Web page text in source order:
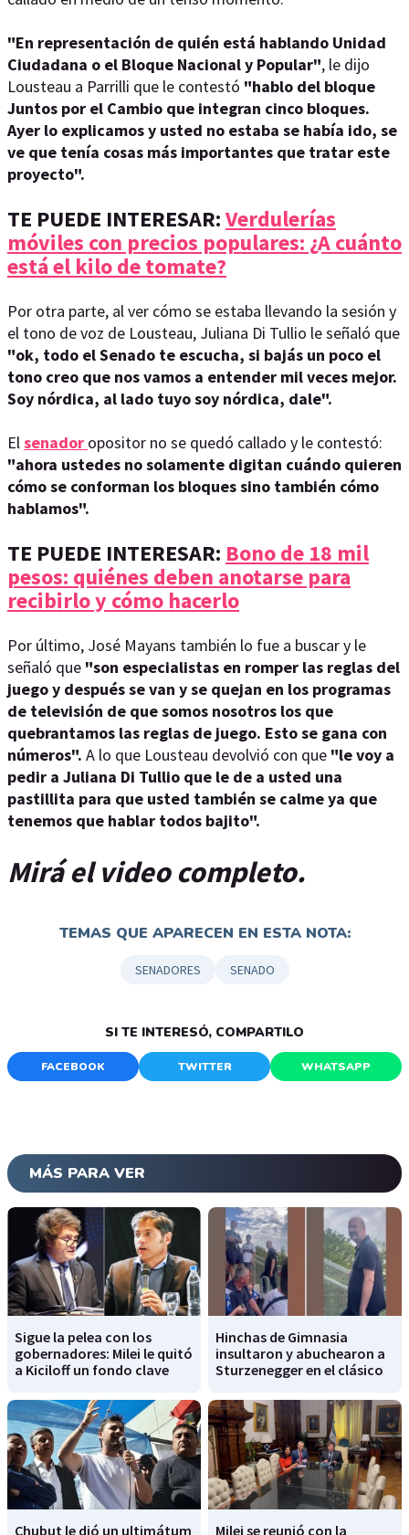
"En representación de quién está hablando Unidad
Ciudadana o el Bloque Nacional y Popular", le dijo
Lousteau a Parrilli que le contestó "hablo del bloque
Juntos por el Cambio que integran cinco bloques.
Ayer lo explicamos y usted no estaba se había ido, se
ve que tenía cosas más importantes que tratar este
proyecto".
TE PUEDE INTERESAR:Verdulerías
móviles con precios populares: ¿A cuánto
está el kilo de tomate?
Por otra parte, al ver cómo se estaba llevando la sesión y
el tono de voz de Lousteau, Juliana Di Tullio le señaló que
"ok, todo el Senado te escucha, si bajás un poco el
tono creo que nos vamos a entender mil veces mejor.
Soy nórdica, al lado tuyo soy nórdica, dale".
Elsenador opositor no se quedó callado y le contestó:
"ahora ustedes no solamente digitan cuándo quieren
cómo se conforman los bloques sino también cómo
hablamos".
TE PUEDE INTERESAR: Bono de 18 mil
pesos: quiénes deben anotarse para
recibirlo y cómo hacerlo
Por último, José Mayans también lo fue a buscar y le
señaló que "son especialistas en romper las reglas del
juego y después se van y se quejan en los programas
de televisión de que somos nosotros los que
quebrantamos las reglas de juego. Esto se gana con
números". A lo que Lousteau devolvió con que "le voy a
pedir a Juliana Di Tullio que le de a usted una
pastillita para que usted también se calme ya que
tenemos que hablar todos bajito".
Mirá el video completo.
TEMAS QUE APARECEN EN ESTA NOTA:
SENADORES SENADO
SI TE INTERESÓ, COMPARTILO
FACEBOOK TWITTER WHATSAPP
MÁS PARA VER
Sigue la pelea con los
gobernadores: Milei le quitó
a Kiciloff un fondo clave
Hinchas de Gimnasia
insultaron y abuchearon a
Sturzenegger en el clásico
Chubut le dió un ultimátum Milei se reunió con la